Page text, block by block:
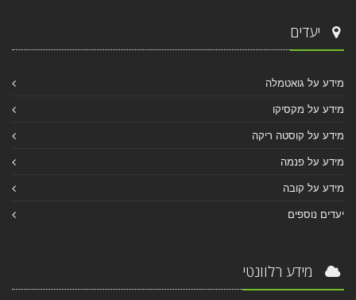
יעדים
מידע על גואטמלה
מידע על מקסיקו
מידע על קוסטה ריקה
מידע על פנמה
מידע על קובה
יעדים נוספים
מידע רלוונטי